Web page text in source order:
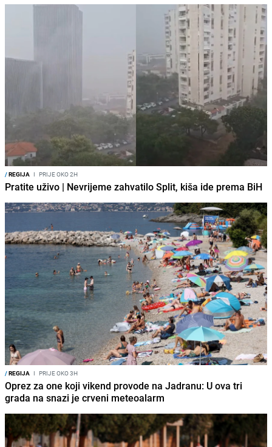
/REGIJA I PRIJE OKO 2H
Pratite uživo | Nevrijeme zahvatilo Split, kiša ide prema BiH
/REGIJA I PRIJE OKO 3H
Oprez za one koji vikend provode na Jadranu: U ova tri
grada na snazi je crveni meteoalarm